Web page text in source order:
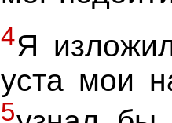
4Я
уста мои
5